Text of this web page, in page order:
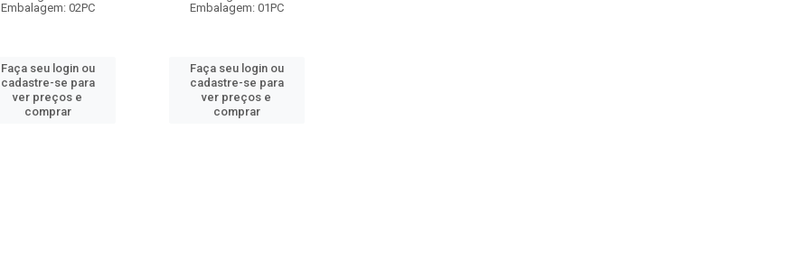
Embalagem: 02PC
Faça seu login ou
cadastre-se para
ver preços e
comprar
Embalagem: 01PC
Faça seu login ou
cadastre-se para
ver preços e
comprar